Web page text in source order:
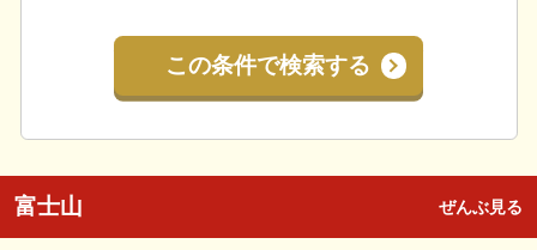
この条件で検索する
富士山 ぜんぶ見る